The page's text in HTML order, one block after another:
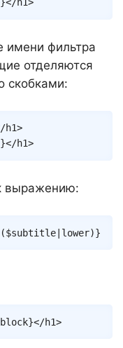
имени фильтра
отделяются
скобками:
h1>
}</h1>
выражению:
($subtitle| lower)}
Copy
block}</h1>